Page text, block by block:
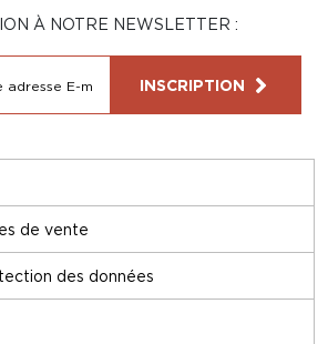
de vente
des données
À NOTRE NEWSLETTER :
INSCRIPTION